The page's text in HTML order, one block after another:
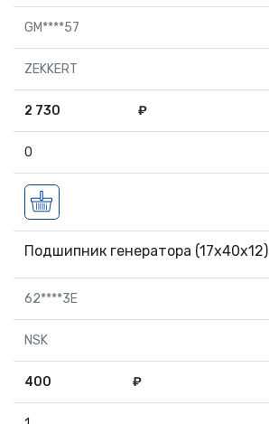
GM****57
ZEKKERT
2 730 ₽
0
Подшипник генератора (17х40х12)
62****3E
NSK
400 ₽